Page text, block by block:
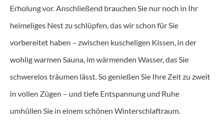
Erholung vor. Anschließend brauchen Sie nur noch in Ihr
heimeliges Nest zu schlüpfen, das wir schon für Sie
vorbereitet haben – zwischen kuscheligen Kissen, in der
wohlig warmen Sauna, im wärmenden Wasser, das Sie
schwerelos träumen lässt. So genießen Sie Ihre Zeit zu zweit
in vollen Zügen – und tiefe Entspannung und Ruhe
umhüllen Sie in einem schönen Winterschlaftraum.